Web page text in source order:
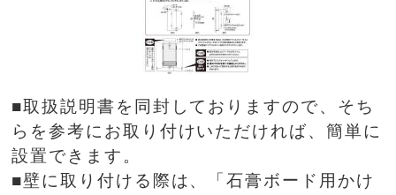
■取扱説明書を同封しておりますので、そち
らを参考にお取り付けいただければ、簡単に
設置できます。
■壁に取り付ける際は、「石膏ボード用かけ